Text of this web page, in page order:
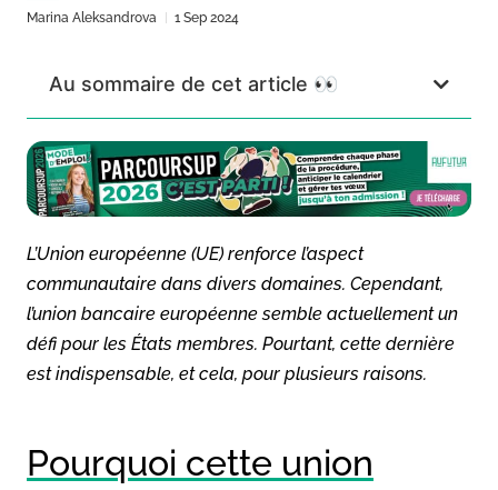
Marina Aleksandrova 1 Sep 2024
Au sommaire de cet article 👀
L’Union européenne (UE) renforce l’aspect
communautaire dans divers domaines. Cependant,
l’union bancaire européenne semble actuellement un
défi pour les États membres. Pourtant, cette dernière
est indispensable, et cela, pour plusieurs raisons.
Pourquoi cette union